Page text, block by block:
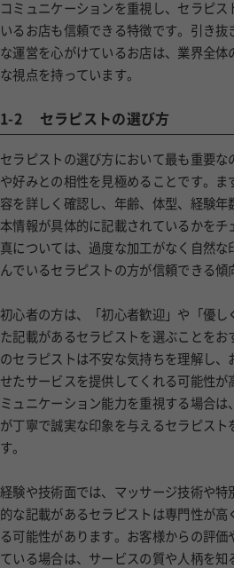
コミュニケーションを重視し、セラピス
いるお店も信頼できる特徴です。引き抜
な運営を心がけているお店は、業界全体
な視点を持っています。
1-2 セラピストの選び方
セラピストの選び方において最も重要な
や好みとの相性を見極めることです。ま
容を詳しく確認し、年齢、体型、経験年
本情報が具体的に記載されているかをチ
真については、過度な加工がなく自然な
んでいるセラピストの方が信頼できる傾
初心者の方は、「初心者歓迎」や「優し
た記載があるセラピストを選ぶことをお
のセラピストは不安な気持ちを理解し、
せたサービスを提供してくれる可能性が
ミュニケーション能力を重視する場合は
が丁寧で誠実な印象を与えるセラピスト
す。
経験や技術面では、マッサージ技術や特
的な記載があるセラピストは専門性が高
る可能性があります。お客様からの評価
ている場合は、サービスの質や人柄を知